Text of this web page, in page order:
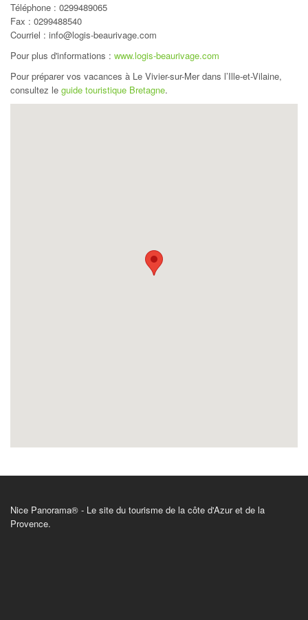
Téléphone : 0299489065
Fax : 0299488540
Courriel : info@logis-beaurivage.com
Pour plus d'informations : www.logis-beaurivage.com
Pour préparer vos vacances à Le Vivier-sur-Mer dans l’Ille-et-Vilaine,
consultez le guide touristique Bretagne.
Nice Panorama® - Le site du tourisme de la côte d'Azur et de la
Provence.